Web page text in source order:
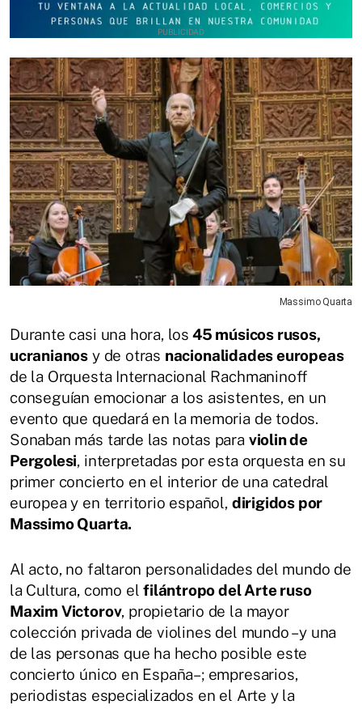
Massimo Quarta
Durante casi una hora, los 45 músicos rusos,
ucranianos y de otras nacionalidades europeas
de la Orquesta Internacional Rachmaninoff
conseguían emocionar a los asistentes, en un
evento que quedará en la memoria de todos.
Sonaban más tarde las notas para violin de
Pergolesi, interpretadas por esta orquesta en su
primer concierto en el interior de una catedral
europea y en territorio español, dirigidos por
Massimo Quarta.
Al acto, no faltaron personalidades del mundo de
la Cultura, como elfilántropo del Arte ruso
Maxim Victorov, propietario de la mayor
colección privada de violines del mundo –y una
de las personas que ha hecho posible este
concierto único en España–; empresarios,
periodistas especializados en el Arte y la